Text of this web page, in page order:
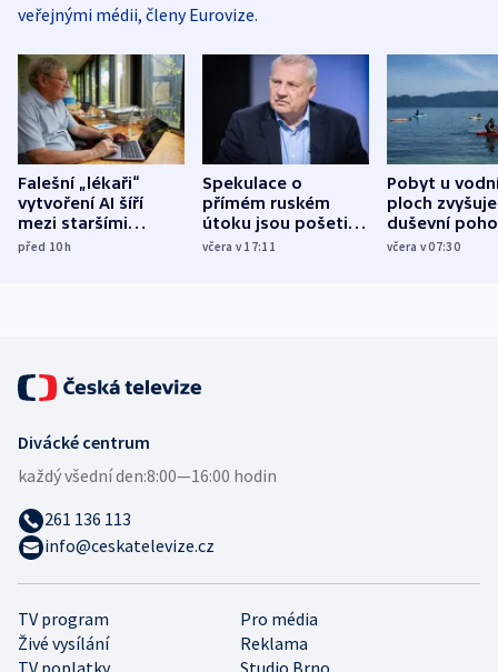
veřejnými médii, členy Eurovize.
Falešní „lékaři“
vytvoření AI šíří
mezi staršími
Poláky nebezpečné
před 10h
Spekulace o
přímém ruském
útoku jsou pošetilé,
míní estonský
včera v 17:11
Pobyt u
ploch zvyšuje
duševní
ukázala
včera v 07:30
TV program
Pro média
Živé vysílání
Reklama
TV poplatky
Studio Brno
Divácké centrum
každý všední den:8:00—16:00 hodin
261 136 113
info@ceskatelevize.cz